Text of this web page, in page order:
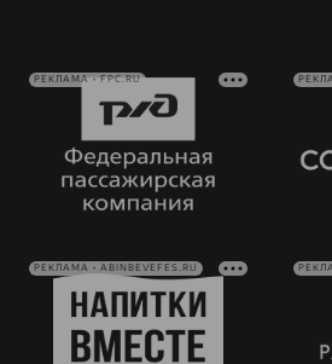
РЕКЛАМА • FPC.RU
РЕКЛАМА • ABINBEVEFES.RU